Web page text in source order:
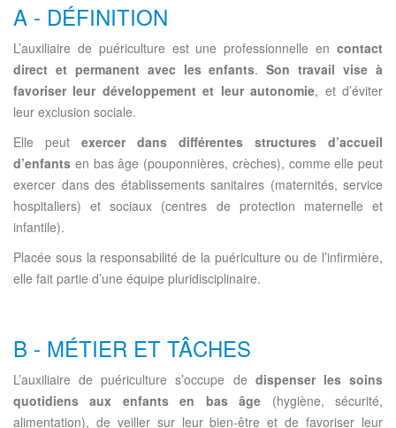
A - DÉFINITION
L’auxiliaire de puériculture est une professionnelle en contact
direct et permanent avec les enfants. Son travail vise à
favoriser leur développement et leur autonomie, et d’éviter
leur exclusion sociale.
Elle peut exercer dans différentes structures d’accueil
d’enfants en bas âge (pouponnières, crèches), comme elle peut
exercer dans des établissements sanitaires (maternités, service
hospitaliers) et sociaux (centres de protection maternelle et
infantile).
Placée sous la responsabilité de la puériculture ou de l’infirmière,
elle fait partie d’une équipe pluridisciplinaire.
B - MÉTIER ET TÂCHES
L’auxiliaire de puériculture s’occupe de dispenser les soins
quotidiens aux enfants en bas âge (hygiène, sécurité,
alimentation), de veiller sur leur bien-être et de favoriser leur